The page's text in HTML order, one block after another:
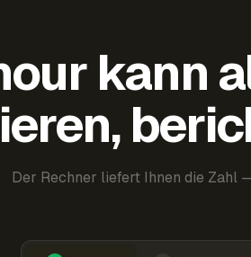
kann
Der Rechner liefert Ihnen die Zahl